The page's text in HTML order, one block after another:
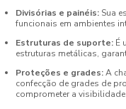
Divisórias e painéis: Sua
funcionais em ambientes
Estruturas de suporte: É
estruturas metálicas,
Proteções e grades:A
confecção de grades de
comprometer a visibilidade.